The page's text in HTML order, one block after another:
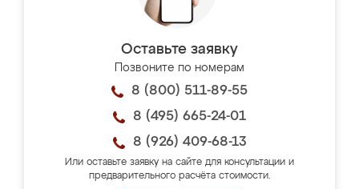
Оставьте заявку
Позвоните по номерам
8 (800) 511-89-55
8 (495) 665-24-01
8 (926) 409-68-13
Или оставьте заявку на сайте для консультации и
предварительного расчёта стоимости.